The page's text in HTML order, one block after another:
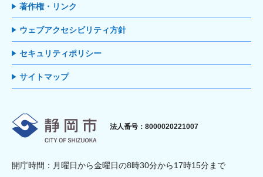
著作権・リンク
ウェブアクセシビリティ方針
セキュリティポリシー
サイトマップ
静岡市
法人番号：8000020221007
開庁時間：月曜日から金曜日の8時30分から17時15分まで